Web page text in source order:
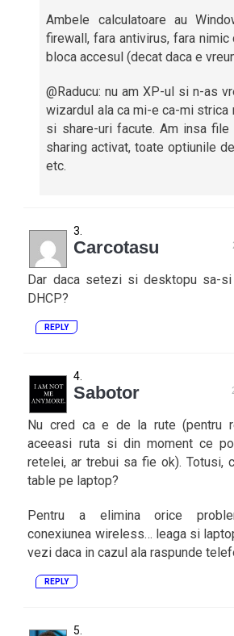
Ambele calculatoare au
firewall, fara antivirus, fara nimic
bloca accesul (decat daca e
@Raducu: nu am XP-ul si n-as
wizardul ala ca mi-e ca-mi strica
si share-uri facute. Am insa file
sharing activat, toate optiunile
etc.
Carcotasu
Dar daca setezi si desktopu sa-
DHCP?
REPLY
Sabotor
Nu cred ca e de la rute (pentru
aceeasi ruta si din moment ce
retelei, ar trebui sa fie ok). Totusi,
table pe laptop?
Pentru a elimina orice
conexiunea wireless… leaga si
vezi daca in cazul ala raspunde
REPLY